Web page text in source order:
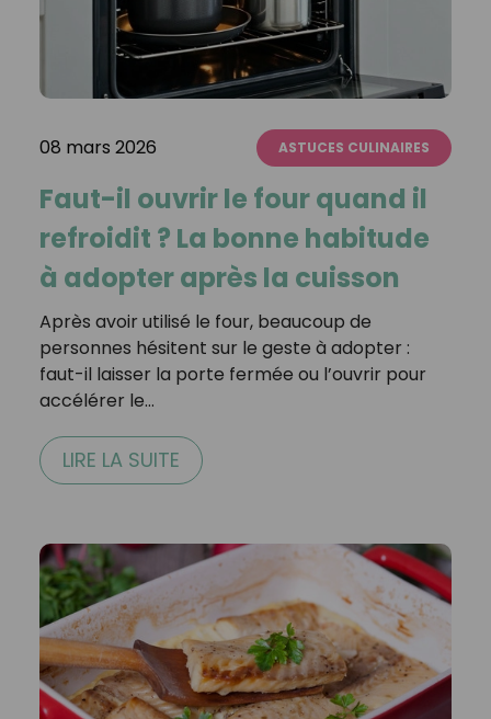
08 mars 2026 ASTUCES CULINAIRES
Faut-il ouvrir le four quand il
refroidit ? La bonne habitude
à adopter après la cuisson
Après avoir utilisé le four, beaucoup de
personnes hésitent sur le geste à adopter :
faut-il laisser la porte fermée ou l’ouvrir pour
accélérer le…
LIRE LA SUITE